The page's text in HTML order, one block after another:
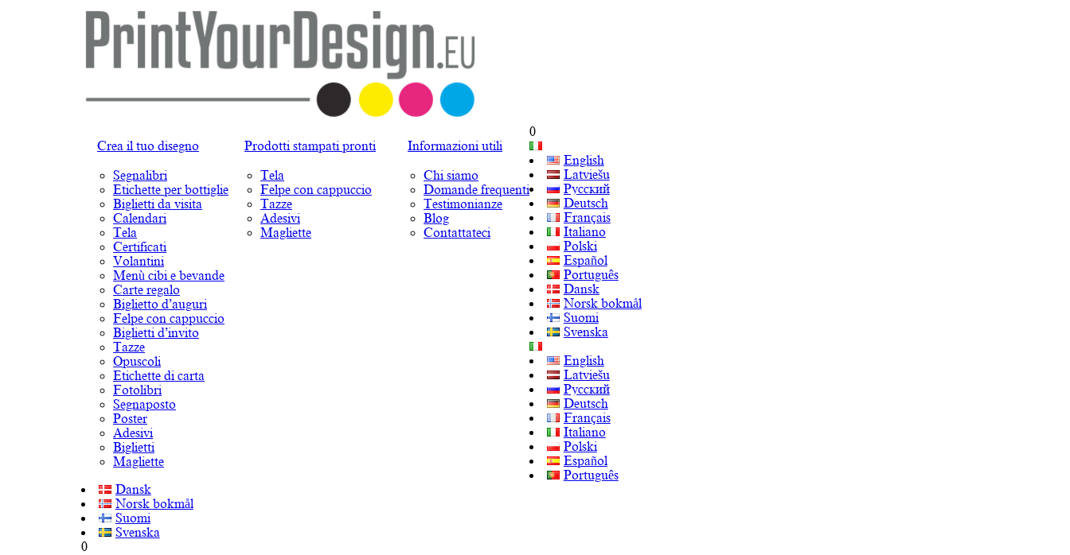
Crea il tuo disegno
Segnalibri
Etichette per bottiglie
Biglietti da visita
Calendari
Tela
Certificati
Volantini
Menù cibi e bevande
Carte regalo
Biglietto d’auguri
Felpe con cappuccio
Biglietti d’invito
Tazze
Opuscoli
Etichette di carta
Fotolibri
Segnaposto
Poster
Adesivi
Biglietti
Magliette
Prodotti stampati pronti
Tela
Felpe con cappuccio
Tazze
Adesivi
Magliette
Informazioni utili
Chi siamo
Domande frequenti
Testimonianze
Blog
Contattateci
0
English
Latviešu
Русский
Deutsch
Français
Italiano
Polski
Español
Português
Dansk
Norsk bokmål
Suomi
Svenska
English
Latviešu
Русский
Deutsch
Français
Italiano
Polski
Español
Português
Dansk
Norsk bokmål
Suomi
Svenska
0